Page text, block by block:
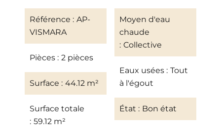
Référence
AP-
VISMARA
Pièces 2 pièces
Surface 44.12 m²
Surface totale
59.12 m²
Moyen d'eau
chaude
Collective
Eaux usées
Tout
à l'égout
État Bon état